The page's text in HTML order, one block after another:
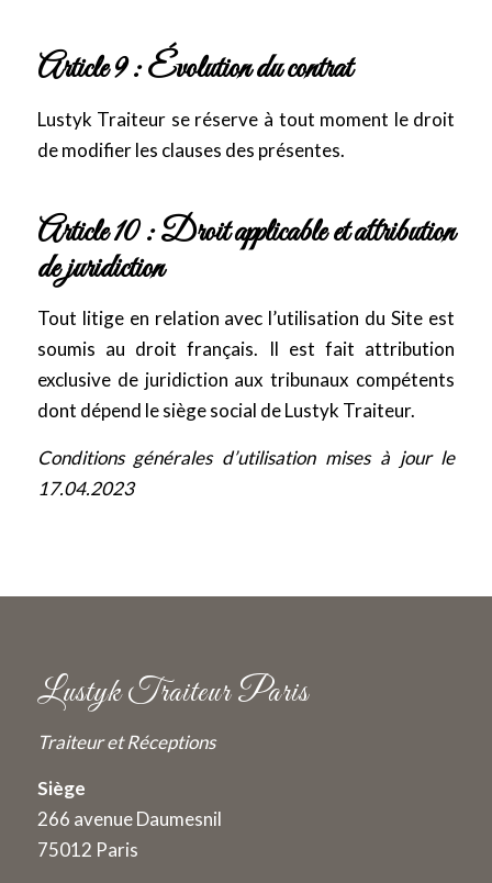
Article 9 : Évolution du contrat
Lustyk Traiteur se réserve à tout moment le droit
de modifier les clauses des présentes.
Article 10 : Droit applicable et attribution
de juridiction
Tout litige en relation avec l’utilisation du Site est
soumis au droit français. Il est fait attribution
exclusive de juridiction aux tribunaux compétents
dont dépend le siège social de Lustyk Traiteur.
Conditions générales d’utilisation mises à jour le
17.04.2023
Lustyk Traiteur Paris
Traiteur et Réceptions
Siège
266 avenue Daumesnil
75012 Paris